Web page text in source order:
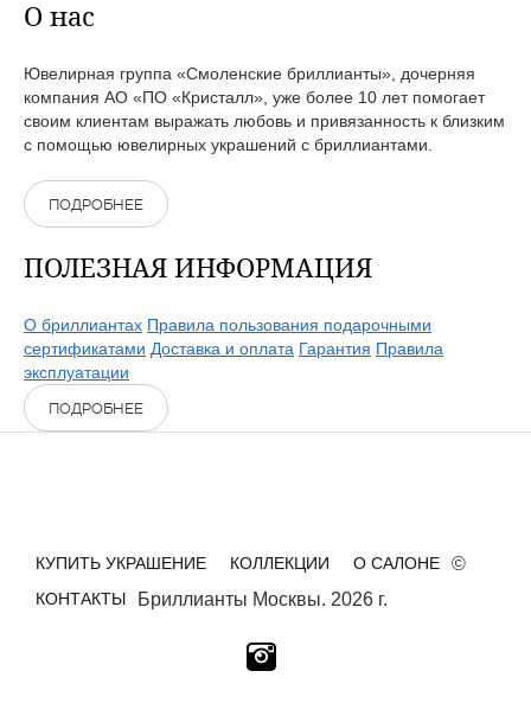
О нас
Ювелирная группа «Смоленские бриллианты», дочерняя
компания АО «ПО «Кристалл», уже более 10 лет помогает
своим клиентам выражать любовь и привязанность к близким
с помощью ювелирных украшений с бриллиантами.
ПОДРОБНЕЕ
ПОЛЕЗНАЯ ИНФОРМАЦИЯ
О бриллиантах Правила пользования подарочными
сертификатами Доставка и оплата Гарантия Правила
эксплуатации
ПОДРОБНЕЕ
КУПИТЬ УКРАШЕНИЕ КОЛЛЕКЦИИ
О САЛОНЕ
КОНТАКТЫ
©
Бриллианты Москвы. 2026 г.